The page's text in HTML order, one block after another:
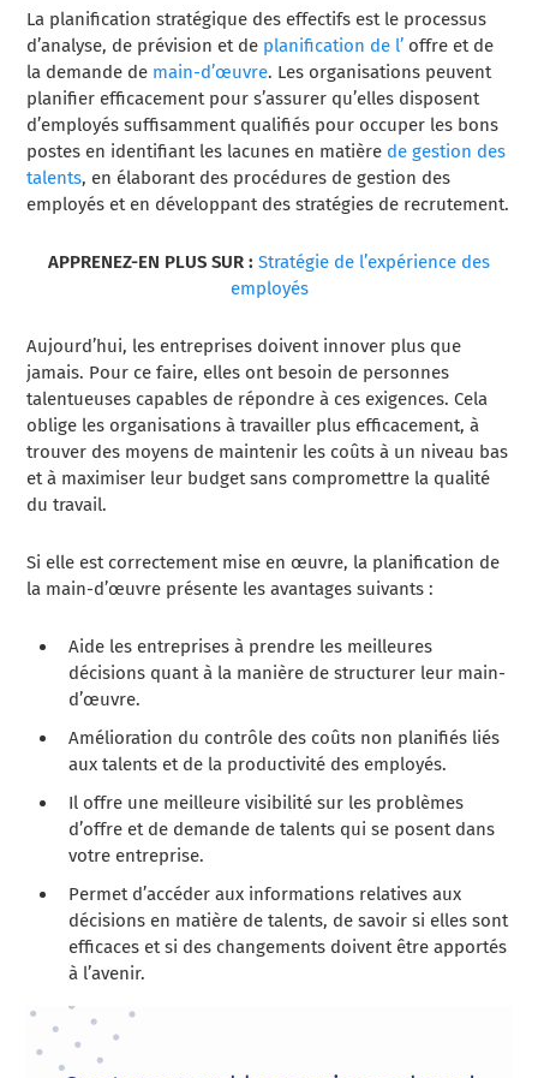
La planification stratégique des effectifs est le processus
d’analyse, de prévision et de planification de l’ offre et de
la demande de main-d’œuvre. Les organisations peuvent
planifier efficacement pour s’assurer qu’elles disposent
d’employés suffisamment qualifiés pour occuper les bons
postes en identifiant les lacunes en matière de gestion des
talents, en élaborant des procédures de gestion des
employés et en développant des stratégies de recrutement.
APPRENEZ-EN PLUS SUR : Stratégie de l’expérience des
employés
Aujourd’hui, les entreprises doivent innover plus que
jamais. Pour ce faire, elles ont besoin de personnes
talentueuses capables de répondre à ces exigences. Cela
oblige les organisations à travailler plus efficacement, à
trouver des moyens de maintenir les coûts à un niveau bas
et à maximiser leur budget sans compromettre la qualité
du travail.
Si elle est correctement mise en œuvre, la planification de
la main-d’œuvre présente les avantages suivants :
Aide les entreprises à prendre les meilleures
décisions quant à la manière de structurer leur main-
d’œuvre.
Amélioration du contrôle des coûts non planifiés liés
aux talents et de la productivité des employés.
Il offre une meilleure visibilité sur les problèmes
d’offre et de demande de talents qui se posent dans
votre entreprise.
Permet d’accéder aux informations relatives aux
décisions en matière de talents, de savoir si elles sont
efficaces et si des changements doivent être apportés
à l’avenir.